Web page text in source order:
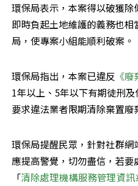
環保局表示，本案得以破獲
即時負起土地維護的義務也
局，使專案小組能順利破案。
環保局指出，本案已違反 《
1年以上、5年以下有期徒刑
要求違法業者限期清除棄置廢
環保局提醒民眾，針對社群
應提高警覺，切勿盡信，若
「清除處理機構服務管理資訊